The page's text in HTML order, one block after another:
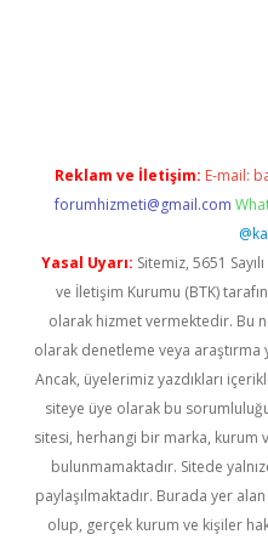
Reklam ve İletişim: E-mail:
forumhizmeti@gmail.com
Yasal Uyarı: Sitemiz, 5651
ve İletişim Kurumu (BTK)
olarak hizmet vermektedir. Bu
olarak denetleme veya
Ancak, üyelerimiz yazdıkları
siteye üye olarak bu
sitesi, herhangi bir marka, kurum
bulunmamaktadır. Sitede
paylaşılmaktadır. Burada yer
olup, gerçek kurum ve kişiler